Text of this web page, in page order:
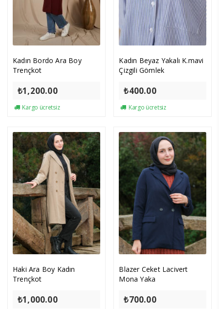
Kadın Bordo Ara Boy
Trençkot
₺1,200.00
Kargo ücretsiz
Kadın Beyaz Yakalı K.mavi
Çizgili Gömlek
₺400.00
Kargo ücretsiz
Haki Ara Boy Kadın
Trençkot
₺1,000.00
Blazer Ceket Lacivert
Mona Yaka
₺700.00